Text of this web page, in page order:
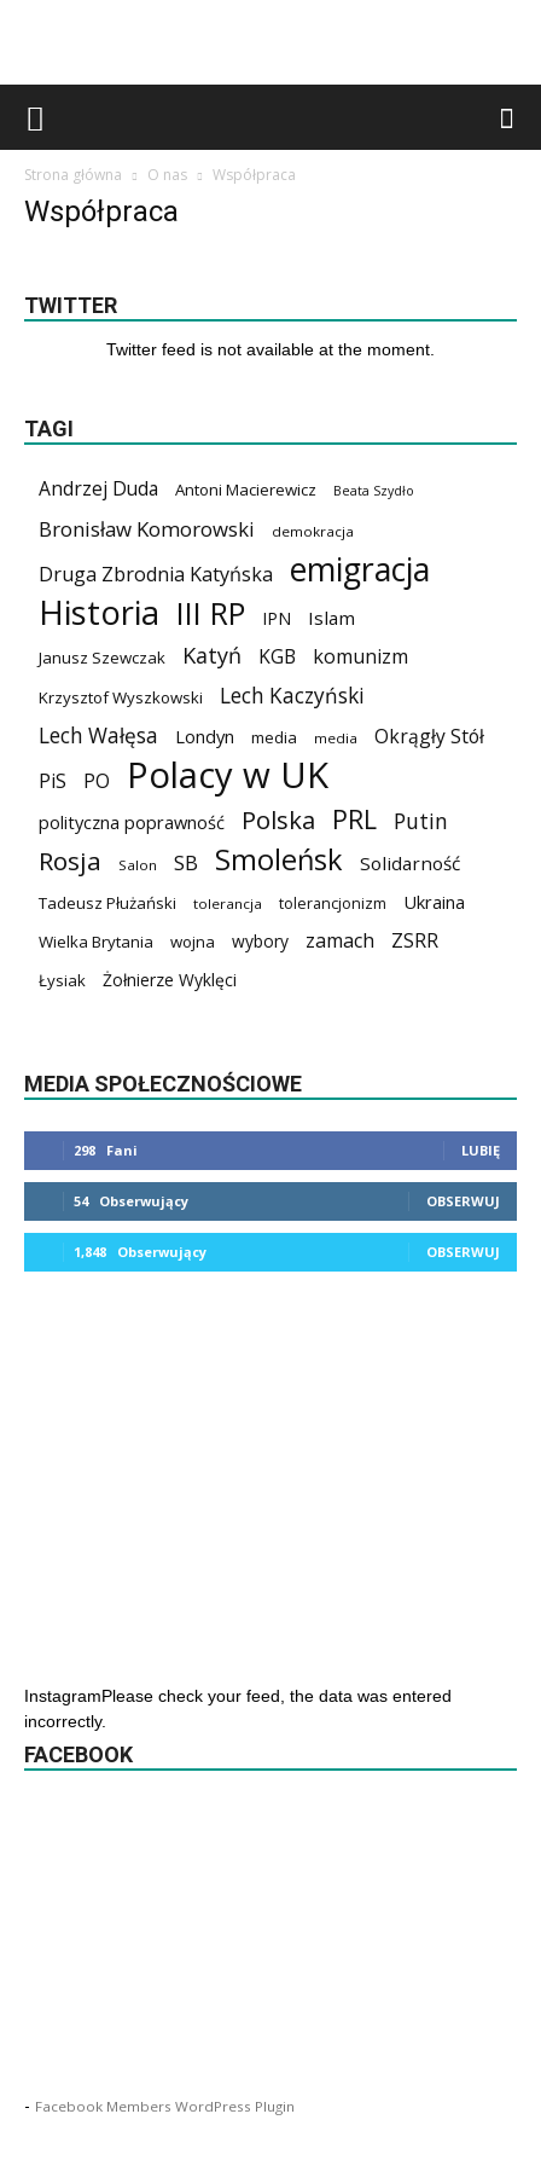
Strona główna O nas Współpraca
Współpraca
TWITTER
Twitter feed is not available at the moment.
TAGI
Andrzej Duda Antoni Macierewicz Beata Szydło
Bronisław Komorowski demokracja
Druga Zbrodnia Katyńska
emigracja
Historia III RP IPN Islam
Janusz Szewczak Katyń KGB komunizm
Krzysztof Wyszkowski
Lech Kaczyński
Lech Wałęsa
Londyn media media
Okrągły Stół
PiS
PO Polacy w UK
polityczna poprawność Polska PRL Putin
Rosja Salon SB Smoleńsk Solidarność
Tadeusz Płużański tolerancja tolerancjonizm Ukraina
Wielka Brytania wojna wybory zamach ZSRR
Łysiak Żołnierze Wyklęci
MEDIA SPOŁECZNOŚCIOWE
298 Fani LUBIĘ
54 Obserwujący OBSERWUJ
1,848 Obserwujący OBSERWUJ
InstagramPlease check your feed, the data was entered
incorrectly.
FACEBOOK
- Facebook Members WordPress Plugin